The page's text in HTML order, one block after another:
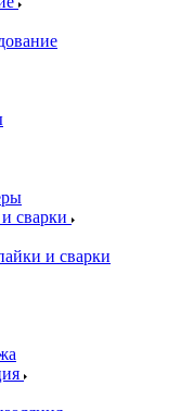
сварки
и сварки